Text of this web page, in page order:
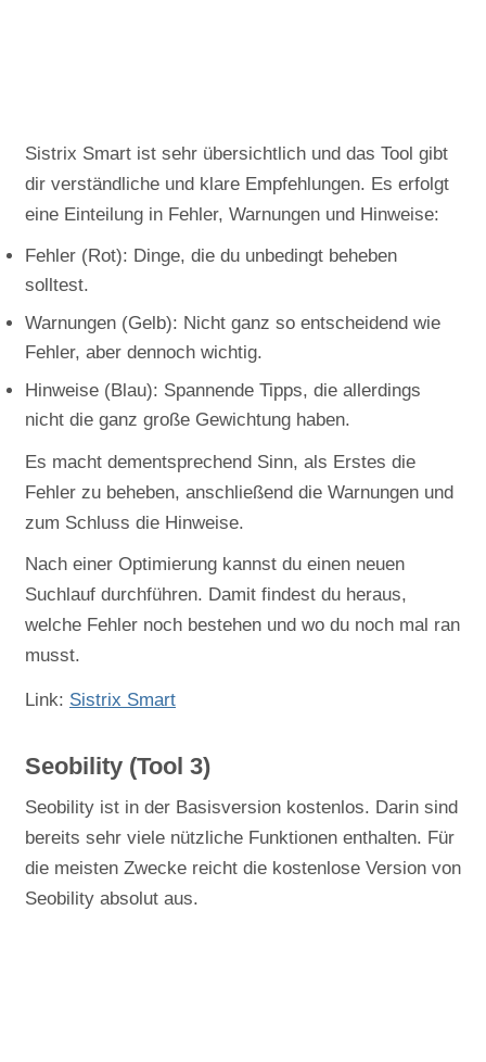
Sistrix Smart ist sehr übersichtlich und das Tool gibt
dir verständliche und klare Empfehlungen. Es erfolgt
eine Einteilung in Fehler, Warnungen und Hinweise:
Fehler (Rot): Dinge, die du unbedingt beheben
solltest.
Warnungen (Gelb): Nicht ganz so entscheidend wie
Fehler, aber dennoch wichtig.
Hinweise (Blau): Spannende Tipps, die allerdings
nicht die ganz große Gewichtung haben.
Es macht dementsprechend Sinn, als Erstes die
Fehler zu beheben, anschließend die Warnungen und
zum Schluss die Hinweise.
Nach einer Optimierung kannst du einen neuen
Suchlauf durchführen. Damit findest du heraus,
welche Fehler noch bestehen und wo du noch mal ran
musst.
Link: Sistrix Smart
Seobility (Tool 3)
Seobility ist in der Basisversion kostenlos. Darin sind
bereits sehr viele nützliche Funktionen enthalten. Für
die meisten Zwecke reicht die kostenlose Version von
Seobility absolut aus.